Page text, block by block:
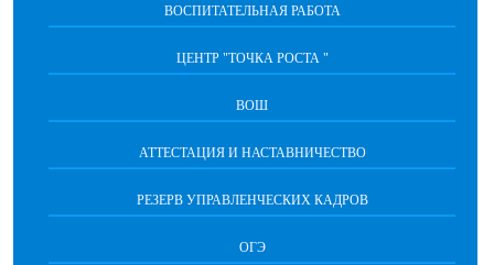
ВОСПИТАТЕЛЬНАЯ РАБОТА
ЦЕНТР "ТОЧКА РОСТА "
ВОШ
АТТЕСТАЦИЯ И НАСТАВНИЧЕСТВО
РЕЗЕРВ УПРАВЛЕНЧЕСКИХ КАДРОВ
ОГЭ